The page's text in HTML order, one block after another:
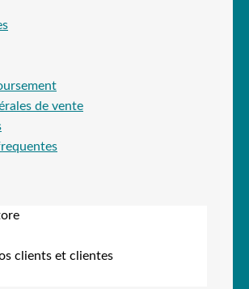
de vente
clients et clientes